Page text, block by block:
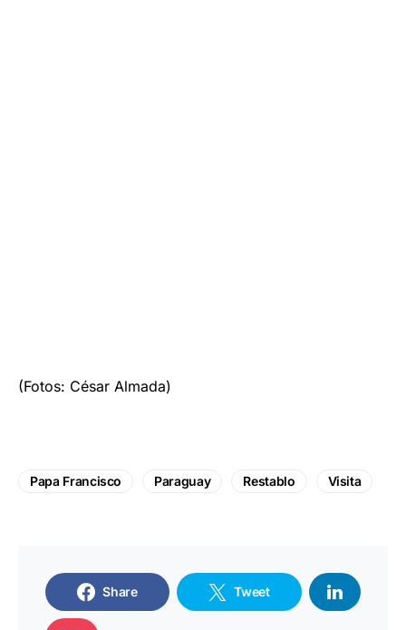
(Fotos: César Almada)
Papa Francisco Paraguay Restablo Visita
Share Tweet